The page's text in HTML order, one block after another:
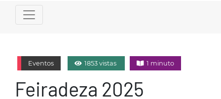
Eventos 1853 vistas 1 minuto
Feiradeza 2025